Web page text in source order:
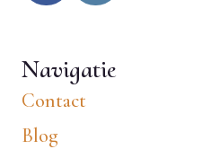
Navigatie
Contact
Blog